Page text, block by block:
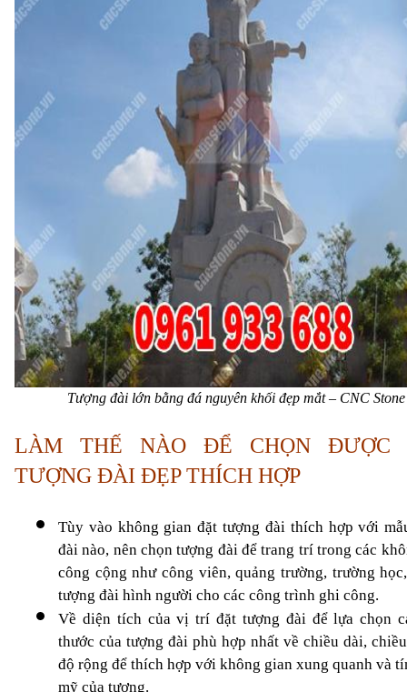
Tượng đài lớn bằng đá nguyên khối đẹp mắt – CNC Stone
LÀM THẾ NÀO ĐỂ CHỌN ĐƯỢC
TƯỢNG ĐÀI ĐẸP THÍCH HỢP
Tùy vào không gian đặt tượng đài thích hợp với
đài nào, nên chọn tượng đài để trang trí trong các
công cộng như công viên, quảng trường, trường
tượng đài hình người cho các công trình ghi công.
Về diện tích của vị trí đặt tượng đài để lựa chọn
thước của tượng đài phù hợp nhất về chiều dài,
độ rộng để thích hợp với không gian xung quanh và
mỹ của tượng.